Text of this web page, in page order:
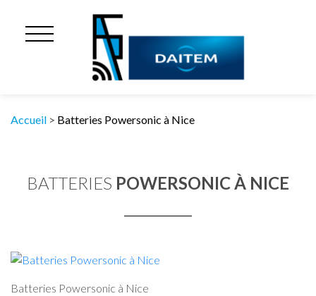
Accueil > Batteries Powersonic à Nice
BATTERIES POWERSONIC À NICE
Batteries Powersonic à Nice